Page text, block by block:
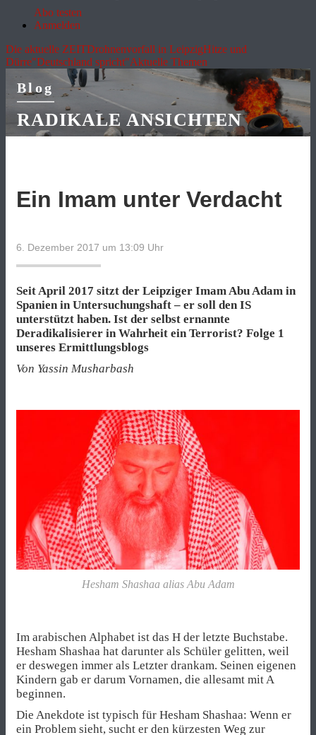
Abo testen
Anmelden
Die aktuelle ZEITDrohnenvorfall in LeipzigHitze und
Dürre"Deutschland spricht"Aktuelle Themen
Blog
RADIKALE ANSICHTEN
Ein Imam unter Verdacht
6. Dezember 2017 um 13:09 Uhr
Seit April 2017 sitzt der Leipziger Imam Abu Adam in
Spanien in Untersuchungshaft – er soll den IS
unterstützt haben. Ist der selbst ernannte
Deradikalisierer in Wahrheit ein Terrorist? Folge 1
unseres Ermittlungsblogs
Von Yassin Musharbash
Hesham Shashaa alias Abu Adam
Im arabischen Alphabet ist das H der letzte Buchstabe.
Hesham Shashaa hat darunter als Schüler gelitten, weil
er deswegen immer als Letzter drankam. Seinen eigenen
Kindern gab er darum Vornamen, die allesamt mit A
beginnen.
Die Anekdote ist typisch für Hesham Shashaa: Wenn er
ein Problem sieht, sucht er den kürzesten Weg zur